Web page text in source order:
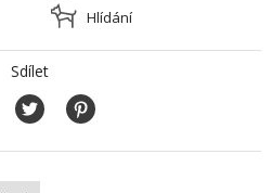
Hlídání
Sdílet